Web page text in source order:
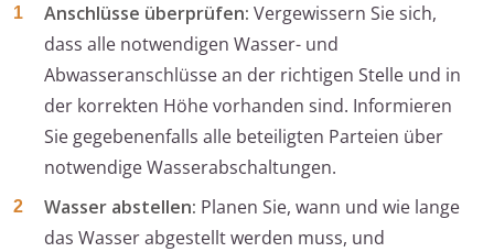
Anschlüsse überprüfen: Vergewissern Sie sich,
dass alle notwendigen Wasser- und
Abwasseranschlüsse an der richtigen Stelle und in
der korrekten Höhe vorhanden sind. Informieren
Sie gegebenenfalls alle beteiligten Parteien über
notwendige Wasserabschaltungen.
Wasser abstellen: Planen Sie, wann und wie lange
das Wasser abgestellt werden muss, und